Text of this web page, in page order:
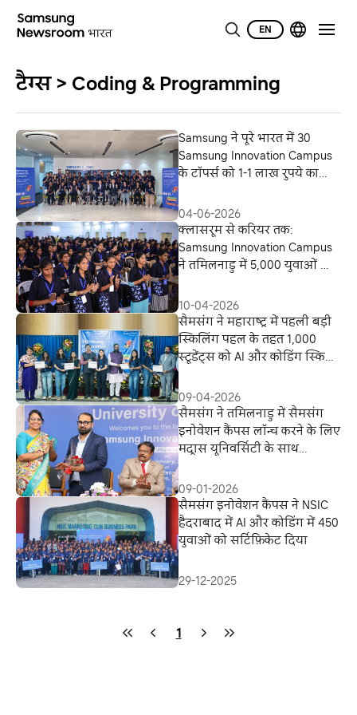
EN
टैग्स > Coding & Programming
Samsung ने पूरे भारत में 30
Samsung Innovation Campus
के टॉपर्स को 1-1 लाख रुपये का
04-06-2026
क्लासरूम से करियर तक:
Samsung Innovation Campus
ने तमिलनाडु में 5,000 युवाओं को
सर्टिफ़ाई किया
10-04-2026
सैमसंग ने महाराष्ट्र में पहली बड़ी
स्किलिंग पहल के तहत 1,000
स्टूडेंट्स को AI और कोडिंग स्किल्स
09-04-2026
सैमसंग ने तमिलनाडु में सैमसंग
इनोवेशन कैंपस लॉन्च करने के लिए
मद्रास यूनिवर्सिटी के साथ
09-01-2026
सैमसंग इनोवेशन कैंपस ने NSIC
हैदराबाद में AI और कोडिंग में 450
युवाओं को सर्टिफ़िकेट दिया
29-12-2025
1